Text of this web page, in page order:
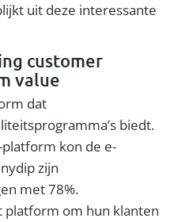
uit deze interessante
customer
value
dat
biedt.
kon de e-
zijn
met 78%.
platform om hun klanten